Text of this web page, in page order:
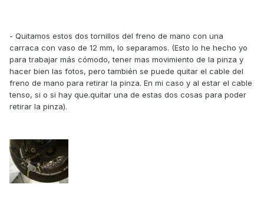
- Quitamos estos dos tornillos del freno de mano con una
carraca con vaso de 12 mm, lo separamos. (Esto lo he hecho yo
para trabajar más cómodo, tener mas movimiento de la pinza y
hacer bien las fotos, pero también se puede quitar el cable del
freno de mano para retirar la pinza. En mi caso y al estar el cable
tenso, si o si hay que.quitar una de estas dos cosas para poder
retirar la pinza).